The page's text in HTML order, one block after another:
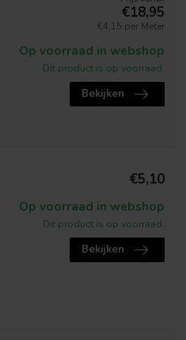
€18,95
€4,15 per Meter
Op voorraad in webshop
Dit product is op voorraad.
Bekijken
€5,10
Op voorraad in webshop
Dit product is op voorraad.
Bekijken